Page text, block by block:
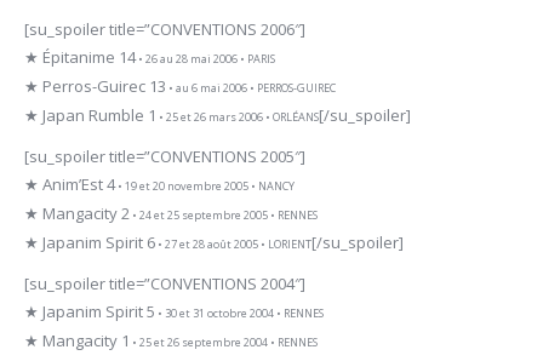
[su_spoiler title=”CONVENTIONS 2006″]
★ Épitanime 14• 26 au 28 mai 2006 • PARIS
★ Perros-Guirec 13 • au 6 mai 2006 • PERROS-GUIREC
★ Japan Rumble 1 • 25 et 26 mars 2006 • ORLÉANS[/su_spoiler]
[su_spoiler title=”CONVENTIONS 2005″]
★ Anim’Est 4• 19 et 20 novembre 2005 • NANCY
★ Mangacity 2 • 24 et 25 septembre 2005 • RENNES
★ Japanim Spirit 6 • 27 et 28 août 2005 • LORIENT[/su_spoiler]
[su_spoiler title=”CONVENTIONS 2004″]
★ Japanim Spirit 5 • 30 et 31 octobre 2004 • RENNES
★ Mangacity 1 • 25 et 26 septembre 2004 • RENNES